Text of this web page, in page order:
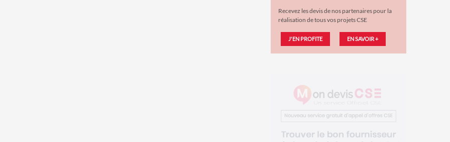
Recevez les devis de nos partenaires pour la
réalisation de tous vos projets CSE
J'EN PROFITE EN SAVOIR +